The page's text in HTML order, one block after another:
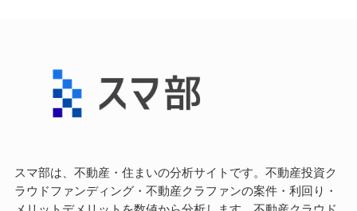
スマ部は、不動産・住まいの分析サイトです。不動産投資ク
ラウドファンディング・不動産クラファンの案件・利回り・